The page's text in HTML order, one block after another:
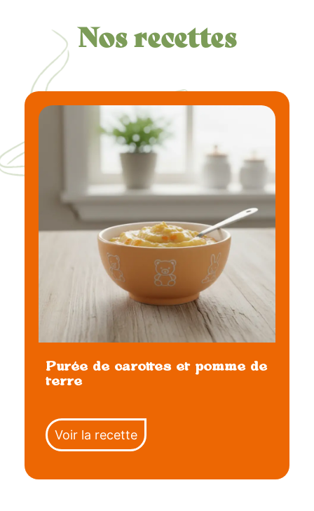
Nos recettes
Purée de carottes et pomme de
terre
Voir la recette